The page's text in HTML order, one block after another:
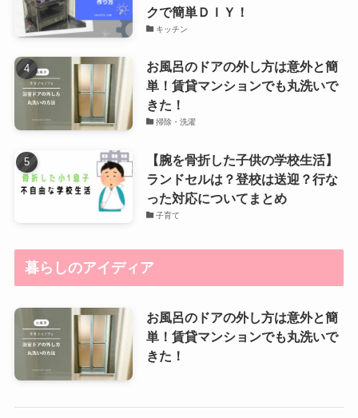
クで簡単ＤＩＹ！
キッチン
お風呂のドアの外し方は意外と簡
単！賃貸マンションでも丸洗いで
きた！
掃除・洗濯
【腕を骨折した子供の学校生活】
ランドセルは？登校は送迎？行な
った対応についてまとめ
子育て
暮らしのアイディア
お風呂のドアの外し方は意外と簡
単！賃貸マンションでも丸洗いで
きた！